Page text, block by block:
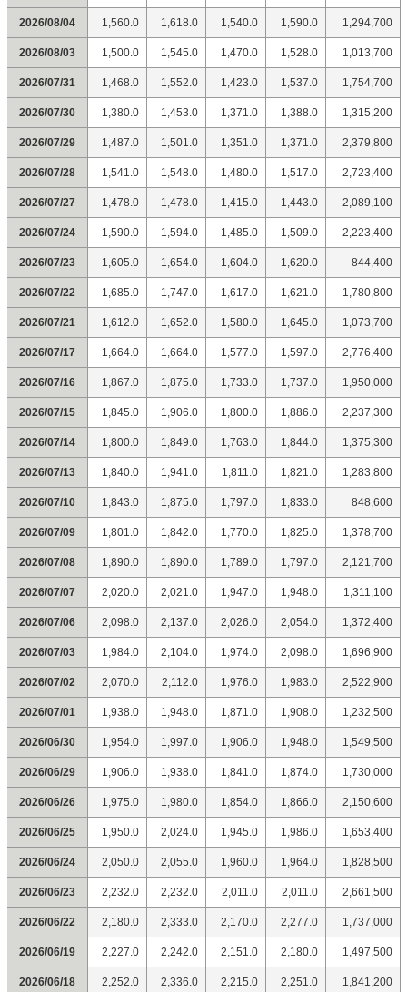
2026/08/04 1,560.0 1,618.0 1,540.0 1,590.0 1,294,700
2026/08/03 1,500.0 1,545.0 1,470.0 1,528.0 1,013,700
2026/07/31 1,468.0 1,552.0 1,423.0 1,537.0 1,754,700
2026/07/30 1,380.0 1,453.0 1,371.0 1,388.0 1,315,200
2026/07/29 1,487.0 1,501.0 1,351.0 1,371.0 2,379,800
2026/07/28 1,541.0 1,548.0 1,480.0 1,517.0 2,723,400
2026/07/27 1,478.0 1,478.0 1,415.0 1,443.0 2,089,100
2026/07/24 1,590.0 1,594.0 1,485.0 1,509.0 2,223,400
2026/07/23 1,605.0 1,654.0 1,604.0 1,620.0 844,400
2026/07/22 1,685.0 1,747.0 1,617.0 1,621.0 1,780,800
2026/07/21 1,612.0 1,652.0 1,580.0 1,645.0 1,073,700
2026/07/17 1,664.0 1,664.0 1,577.0 1,597.0 2,776,400
2026/07/16 1,867.0 1,875.0 1,733.0 1,737.0 1,950,000
2026/07/15 1,845.0 1,906.0 1,800.0 1,886.0 2,237,300
2026/07/14 1,800.0 1,849.0 1,763.0 1,844.0 1,375,300
2026/07/13 1,840.0 1,941.0 1,811.0 1,821.0 1,283,800
2026/07/10 1,843.0 1,875.0 1,797.0 1,833.0 848,600
2026/07/09 1,801.0 1,842.0 1,770.0 1,825.0 1,378,700
2026/07/08 1,890.0 1,890.0 1,789.0 1,797.0 2,121,700
2026/07/07 2,020.0 2,021.0 1,947.0 1,948.0 1,311,100
2026/07/06 2,098.0 2,137.0 2,026.0 2,054.0 1,372,400
2026/07/03 1,984.0 2,104.0 1,974.0 2,098.0 1,696,900
2026/07/02 2,070.0 2,112.0 1,976.0 1,983.0 2,522,900
2026/07/01 1,938.0 1,948.0 1,871.0 1,908.0 1,232,500
2026/06/30 1,954.0 1,997.0 1,906.0 1,948.0 1,549,500
2026/06/29 1,906.0 1,938.0 1,841.0 1,874.0 1,730,000
2026/06/26 1,975.0 1,980.0 1,854.0 1,866.0 2,150,600
2026/06/25 1,950.0 2,024.0 1,945.0 1,986.0 1,653,400
2026/06/24 2,050.0 2,055.0 1,960.0 1,964.0 1,828,500
2026/06/23 2,232.0 2,232.0 2,011.0 2,011.0 2,661,500
2026/06/22 2,180.0 2,333.0 2,170.0 2,277.0 1,737,000
2026/06/19 2,227.0 2,242.0 2,151.0 2,180.0 1,497,500
2026/06/18 2,252.0 2,336.0 2,215.0 2,251.0 1,841,200